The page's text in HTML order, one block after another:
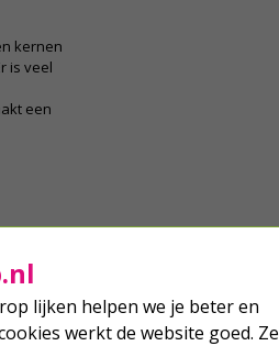
kernen
is veel
een
lijken helpen we je beter en
werkt de website goed. Ze